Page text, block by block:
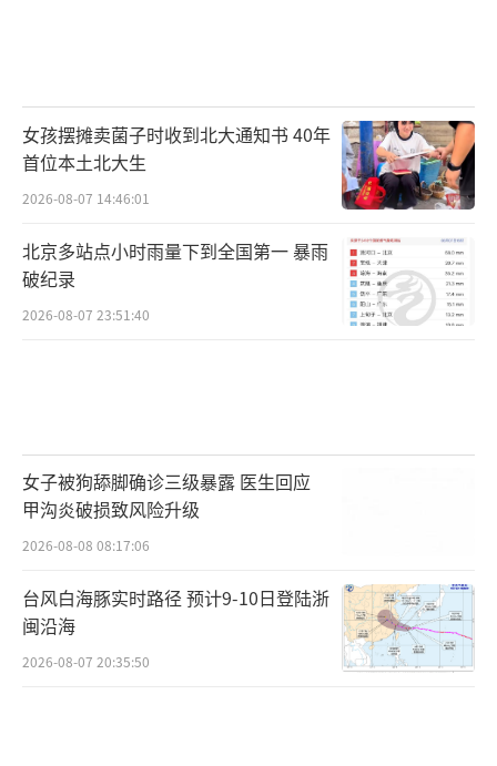
女孩摆摊卖菌子时收到北大通知书 40年
首位本土北大生
2026-08-07 14:46:01
北京多站点小时雨量下到全国第一 暴雨
破纪录
2026-08-07 23:51:40
女子被狗舔脚确诊三级暴露 医生回应
甲沟炎破损致风险升级
2026-08-08 08:17:06
台风白海豚实时路径 预计9-10日登陆浙
闽沿海
2026-08-07 20:35:50